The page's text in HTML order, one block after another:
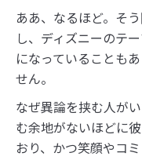
ああ、なるほど。そ
し、ディズニーのテ
になっていることも
せん。
なぜ異論を挟む人が
む余地がないほどに
おり、かつ笑顔やコ